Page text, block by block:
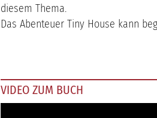
diesem Thema.
Das Abenteuer Tiny House kann
VIDEO ZUM BUCH